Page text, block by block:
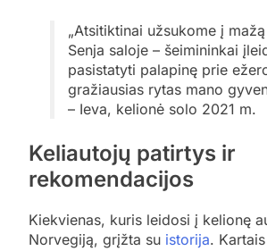
„Atsitiktinai užsukome į
Senja saloje – šeimininkai
pasistatyti palapinę prie
gražiausias rytas mano
– Ieva, kelionė solo 2021 m.
Keliautojų patirtys ir
rekomendacijos
Kiekvienas, kuris leidosi į kelionę
Norvegiją, grįžta su istorija.